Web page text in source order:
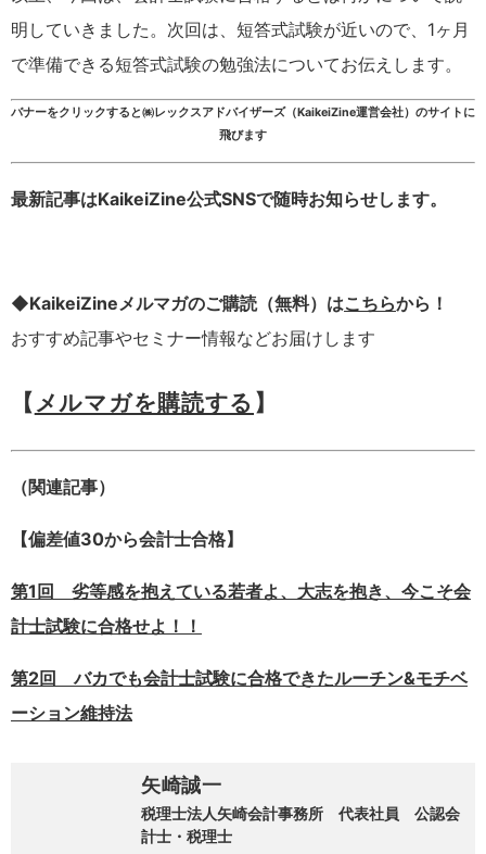
明していきました。次回は、短答式試験が近いので、1ヶ月
で準備できる短答式試験の勉強法についてお伝えします。
バナーをクリックすると㈱レックスアドバイザーズ（KaikeiZine運営会社）のサイトに
飛びます
最新記事はKaikeiZine公式SNSで随時お知らせします。
◆KaikeiZineメルマガのご購読（無料）はこちらから！
おすすめ記事やセミナー情報などお届けします
【メルマガを購読する 】
（関連記事）
【偏差値30から会計士合格】
第1回 劣等感を抱えている若者よ、大志を抱き、今こそ会
計士試験に合格せよ！！
第2回 バカでも会計士試験に合格できたルーチン&モチベ
ーション維持法
矢崎誠一
税理士法人矢崎会計事務所 代表社員 公認会
計士・税理士